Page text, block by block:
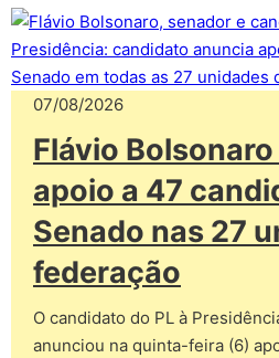
07/08/2026
Flávio
apoio a 47
Senado nas 27
federação
O candidato do PL à
anunciou na quinta-feira (6)